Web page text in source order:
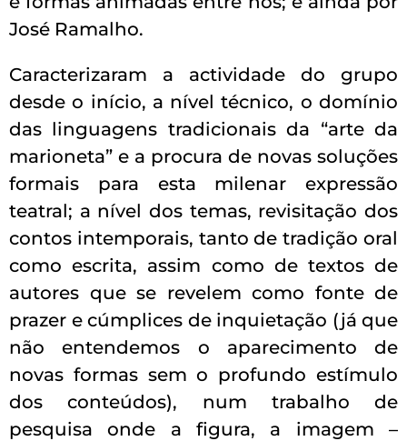
José Ramalho.
Caracterizaram a actividade do grupo
desde o início, a nível técnico, o domínio
das linguagens tradicionais da “arte da
marioneta” e a procura de novas soluções
formais para esta milenar expressão
teatral; a nível dos temas, revisitação dos
contos intemporais, tanto de tradição oral
como escrita, assim como de textos de
autores que se revelem como fonte de
prazer e cúmplices de inquietação (já que
não entendemos o aparecimento de
novas formas sem o profundo estímulo
dos conteúdos), num trabalho de
pesquisa onde a figura, a imagem –